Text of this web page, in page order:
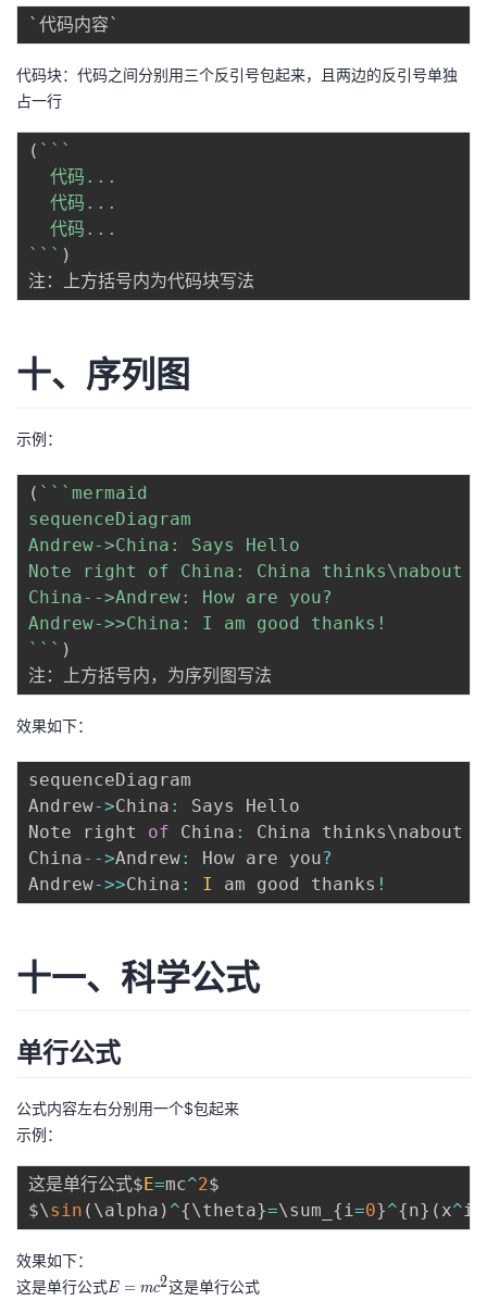
代码块：代码之间分别用三个反引号包起来，且两边的反引号单独
占一行
( ` ` `
  代码...
  代码...
` ` ` )
十、序列图
示例：
( ` ` ` mermaid
sequenceDiagram
Andrew->China: Says Hello
Note right of China: China
China-->Andrew: How are you?
` ` ` )
效果如下：
sequenceDiagram
Andrew->China :
Says Hello
Note right of China :
China
China-->Andrew: How are you?
Andrew->>China : I am good thanks !
十一、科学公式
单行公式
公式内容左右分别用一个$包起来
示例：
这是单行公式$ E=mc^2$
$\sin ( \alpha ) ^{\theta}=\sum_ {i=0}^{n} ( x^i
效果如下：
这是单行公式E
E = mc2这是单行公式